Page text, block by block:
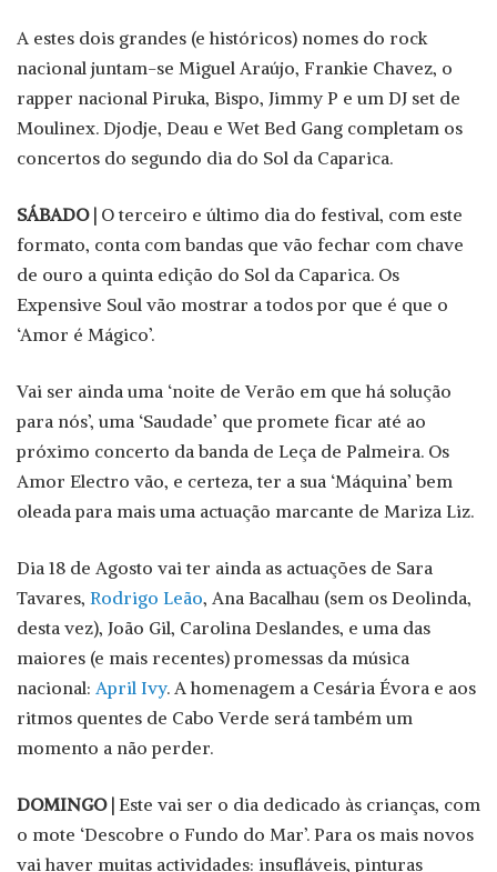
A estes dois grandes (e históricos) nomes do rock
nacional juntam-se Miguel Araújo, Frankie Chavez, o
rapper nacional Piruka, Bispo, Jimmy P e um DJ set de
Moulinex. Djodje, Deau e Wet Bed Gang completam os
concertos do segundo dia do Sol da Caparica.
SÁBADO | O terceiro e último dia do festival, com este
formato, conta com bandas que vão fechar com chave
de ouro a quinta edição do Sol da Caparica. Os
Expensive Soul vão mostrar a todos por que é que o
‘Amor é Mágico’.
Vai ser ainda uma ‘noite de Verão em que há solução
para nós’, uma ‘Saudade’ que promete ficar até ao
próximo concerto da banda de Leça de Palmeira. Os
Amor Electro vão, e certeza, ter a sua ‘Máquina’ bem
oleada para mais uma actuação marcante de Mariza Liz.
Dia 18 de Agosto vai ter ainda as actuações de Sara
Tavares, Rodrigo Leão, Ana Bacalhau (sem os Deolinda,
desta vez), João Gil, Carolina Deslandes, e uma das
maiores (e mais recentes) promessas da música
nacional: April Ivy. A homenagem a Cesária Évora e aos
ritmos quentes de Cabo Verde será também um
momento a não perder.
DOMINGO | Este vai ser o dia dedicado às crianças, com
o mote ‘Descobre o Fundo do Mar’. Para os mais novos
vai haver muitas actividades: insufláveis, pinturas